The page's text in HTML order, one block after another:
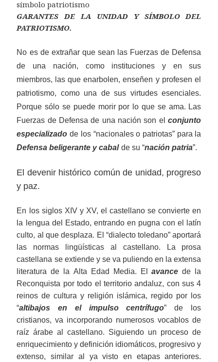
GARANTES DE LA UNIDAD Y SÍMBOLO DEL
PATRIOTISMO.
No es de extrañar que sean las Fuerzas de Defensa
de una nación, como instituciones y en sus
miembros, las que enarbolen,enseñen y profesen el
patriotismo, como una de sus virtudes esenciales.
Porque sólo se puede morir por lo que se ama. Las
Fuerzas de Defensade una naciónson elconjunto
especializado de los “nacionales o patriotas” para la
Defensa beligerante ycabal de su “nación patria”.
El devenir histórico común de unidad, progreso
y paz.
En los siglos XIV y XV, el castellano se convierte en
la lengua del Estado, entrando en pugna con el latín
culto, al que desplaza. El “dialecto toledano” aportará
las normas lingüísticas al castellano. La prosa
castellana se extiende y se va puliendo en la extensa
literatura de la Alta Edad Media. Elavance de la
Reconquista por todo el territorio andaluz, con sus 4
reinos de cultura y religión islámica, regido por los
“altibajos en el impulso centrífugo” de los
cristianos, va incorporando numerosos vocablos de
raíz árabe al castellano. Siguiendo un proceso de
enriquecimiento y definición idiomáticos, progresivo y
extenso, similar al ya visto en etapas anteriores.